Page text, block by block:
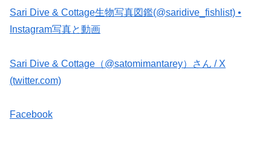
Sari Dive & Cottage生物写真図鑑(@saridive_fishlist) •
Instagram写真と動画
Sari Dive & Cottage（@satomimantarey）さん / X
(twitter.com)
Facebook